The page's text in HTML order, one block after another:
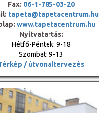
Fax: 06-1-785-03-20
tapeta@tapetacentrum.hu
www.tapetacentrum.hu
Nyitvatartás:
Hétfő-Péntek: 9-18
Szombat: 9-13
/ útvonaltervezés